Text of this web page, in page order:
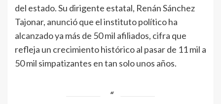
del estado. Su dirigente estatal, Renán Sánchez
Tajonar, anunció que el instituto político ha
alcanzado ya más de 50 mil afiliados, cifra que
refleja un crecimiento histórico al pasar de 11 mil a
50 mil simpatizantes en tan solo unos años.